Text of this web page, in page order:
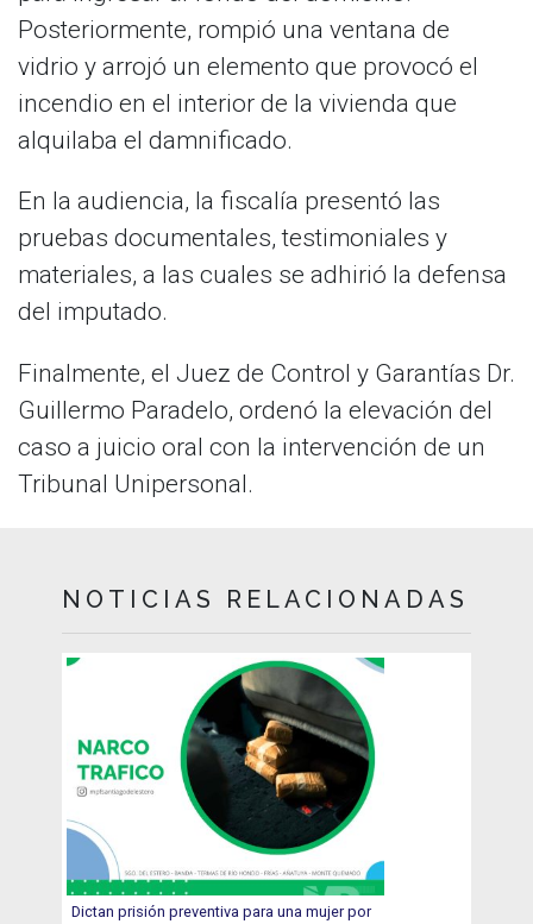
Posteriormente, rompió una ventana de
vidrio y arrojó un elemento que provocó el
incendio en el interior de la vivienda que
alquilaba el damnificado.
En la audiencia, la fiscalía presentó las
pruebas documentales, testimoniales y
materiales, a las cuales se adhirió la defensa
del imputado.
Finalmente, el Juez de Control y Garantías Dr.
Guillermo Paradelo, ordenó la elevación del
caso a juicio oral con la intervención de un
Tribunal Unipersonal.
NOTICIAS RELACIONADAS
Dictan prisión preventiva para una mujer por